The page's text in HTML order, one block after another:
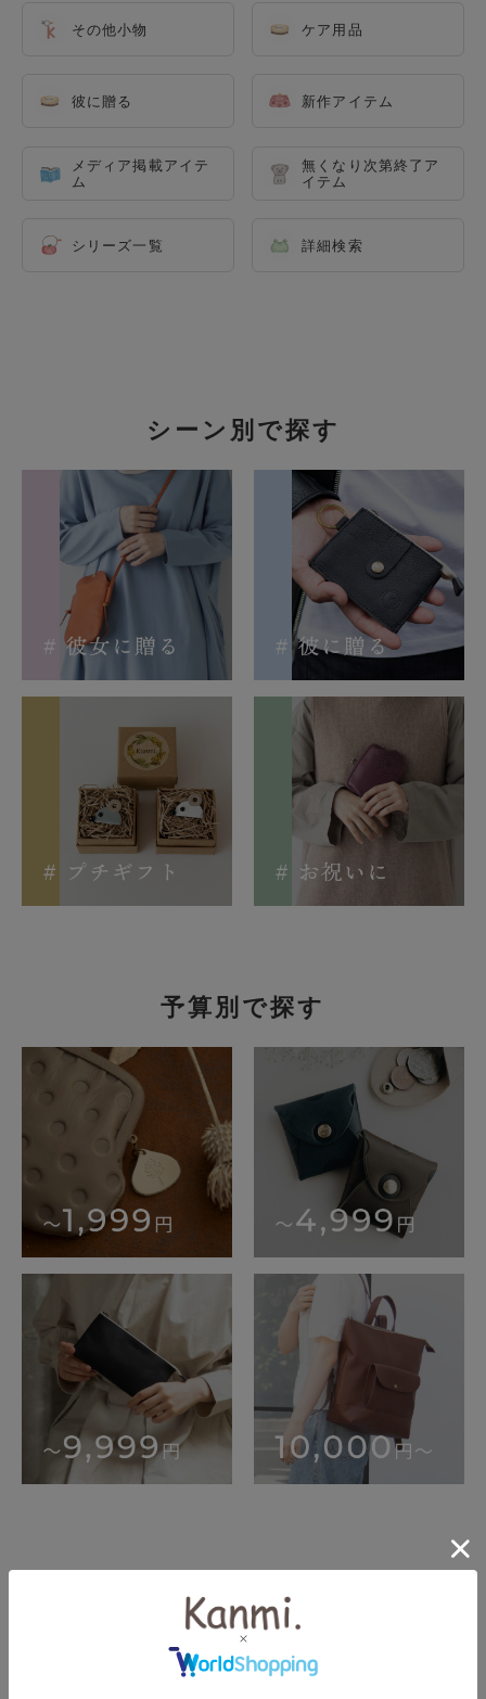
その他小物 ケア用品
彼に贈る 新作アイテム
メディア掲載アイテ
ム
無くなり次第終了ア
イテム
シリーズ一覧 詳細検索
シーン別で探す
予算別で探す